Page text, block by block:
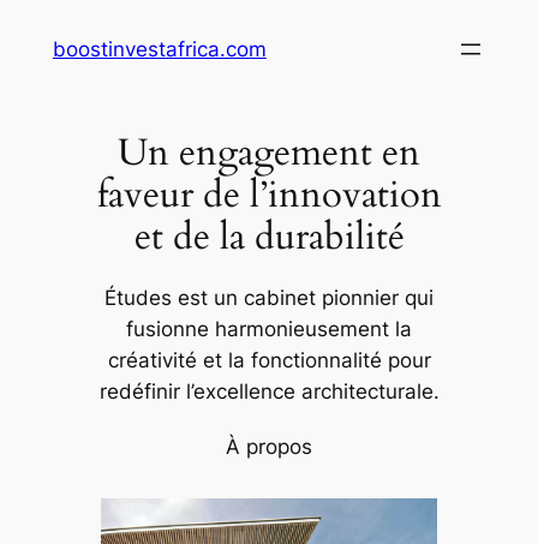
boostinvestafrica.com
Un engagement en
faveur de l’innovation
et de la durabilité
Études est un cabinet pionnier qui
fusionne harmonieusement la
créativité et la fonctionnalité pour
redéfinir l’excellence architecturale.
À propos